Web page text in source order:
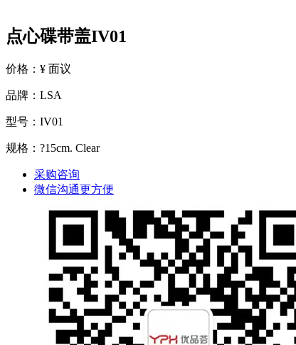
点心碟带盖IV01
价格：¥ 面议
品牌：LSA
型号：IV01
规格：?15cm. Clear
采购咨询
微信沟通更方便